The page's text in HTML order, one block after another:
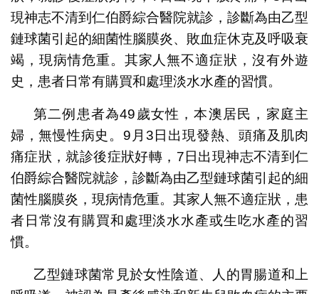
現神志不清到仁伯爵綜合醫院就診，診斷為由乙型
鏈球菌引起的細菌性腦膜炎、敗血症休克及呼吸衰
竭，現病情危重。其家人無不適症狀，沒有外遊
史，患者日常有購買和處理淡水水產的習慣。
第二例患者為49歲女性，本澳居民，家庭主
婦，無慢性病史。9月3日出現發熱、頭痛及肌肉
痛症狀，就診後症狀好轉，7日出現神志不清到仁
伯爵綜合醫院就診，診斷為由乙型鏈球菌引起的細
菌性腦膜炎，現病情危重。其家人無不適症狀，患
者日常沒有購買和處理淡水水產或生吃水產的習
慣。
乙型鏈球菌常見於女性陰道、人的胃腸道和上